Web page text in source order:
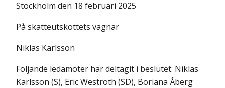
Stockholm den 18 februari 2025
På skatteutskottets vägnar
Niklas Karlsson
Följande ledamöter har deltagit i beslutet: Niklas
Karlsson (S), Eric Westroth (SD), Boriana Åberg